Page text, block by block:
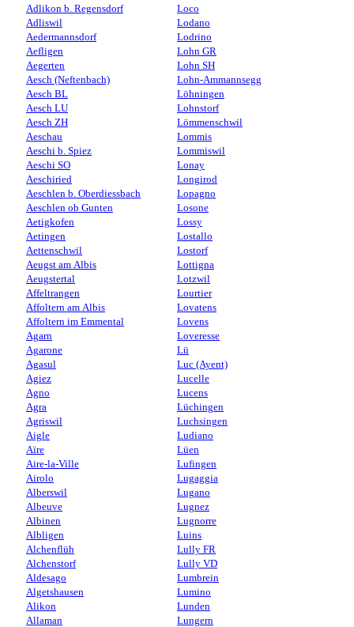
Adlikon b. Regensdorf
Adliswil
Aedermannsdorf
Aefligen
Aegerten
Aesch (Neftenbach)
Aesch BL
Aesch LU
Aesch ZH
Aeschau
Aeschi b. Spiez
Aeschi SO
Aeschiried
Aeschlen b. Oberdiessbach
Aeschlen ob Gunten
Aetigkofen
Aetingen
Aettenschwil
Aeugst am Albis
Aeugstertal
Affeltrangen
Affoltern am Albis
Affoltern im Emmental
Agarn
Agarone
Agasul
Agiez
Agno
Agra
Agriswil
Aigle
Aïre
Aire-la-Ville
Airolo
Alberswil
Albeuve
Albinen
Albligen
Alchenflüh
Alchenstorf
Aldesago
Algetshausen
Alikon
Allaman
Loco
Lodano
Lodrino
Lohn GR
Lohn SH
Lohn-Ammannsegg
Löhningen
Lohnstorf
Lömmenschwil
Lommis
Lommiswil
Lonay
Longirod
Lopagno
Losone
Lossy
Lostallo
Lostorf
Lottigna
Lotzwil
Lourtier
Lovatens
Lovens
Loveresse
Lü
Luc (Ayent)
Lucelle
Lucens
Lüchingen
Luchsingen
Ludiano
Lüen
Lufingen
Lugaggia
Lugano
Lugnez
Lugnorre
Luins
Lully FR
Lully VD
Lumbrein
Lumino
Lunden
Lungern